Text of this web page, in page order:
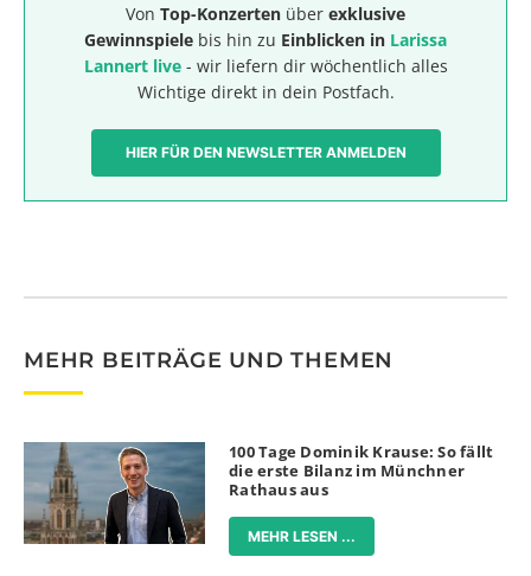
Von Top-Konzerten über exklusive
Gewinnspiele bis hin zu Einblicken in Larissa
Lannert live- wir liefern dir wöchentlich alles
Wichtige direkt in dein Postfach.
HIER FÜR DEN NEWSLETTER ANMELDEN
MEHR BEITRÄGE UND THEMEN
100 Tage Dominik Krause: So fällt
die erste Bilanz im Münchner
Rathaus aus
MEHR LESEN ...